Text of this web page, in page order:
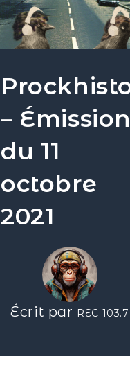
– Émission
du 11
octobre
2021
Écrit par REC 103.7